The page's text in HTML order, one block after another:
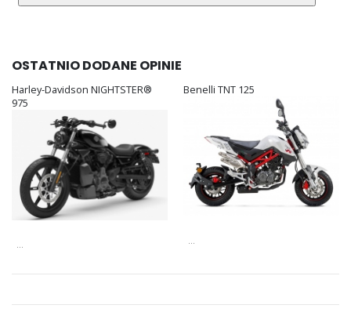
OSTATNIO DODANE OPINIE
Harley-Davidson NIGHTSTER®
975
Benelli TNT 125